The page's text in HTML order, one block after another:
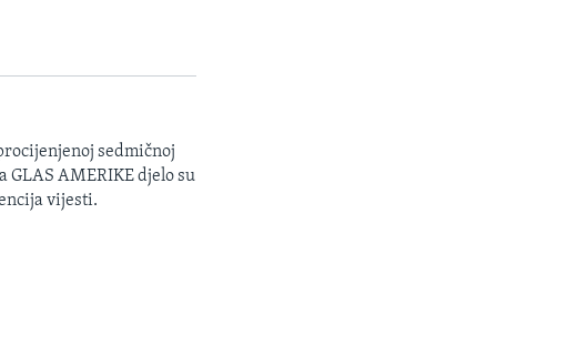
sedmičnoj
AMERIKE djelo su
vijesti.